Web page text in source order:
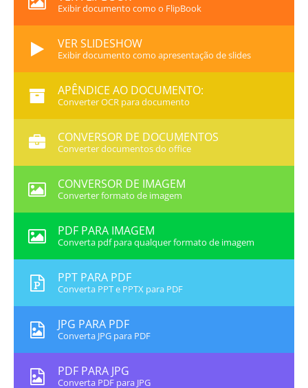
Exibir documento como o FlipBook
VER SLIDESHOW
Exibir documento como apresentação de slides
APÊNDICE AO DOCUMENTO:
Converter OCR para documento
CONVERSOR DE DOCUMENTOS
Converter documentos do office
CONVERSOR DE IMAGEM
Converter formato de imagem
PDF PARA IMAGEM
Converta pdf para qualquer formato de imagem
PPT PARA PDF
Converta PPT e PPTX para PDF
JPG PARA PDF
Converta JPG para PDF
PDF PARA JPG
Converta PDF para JPG